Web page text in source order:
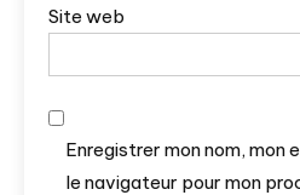
Site web
Enregistrer mon nom, mon
le navigateur pour mon